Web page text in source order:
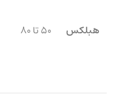
هبلکس ۵۰ تا ۸۰